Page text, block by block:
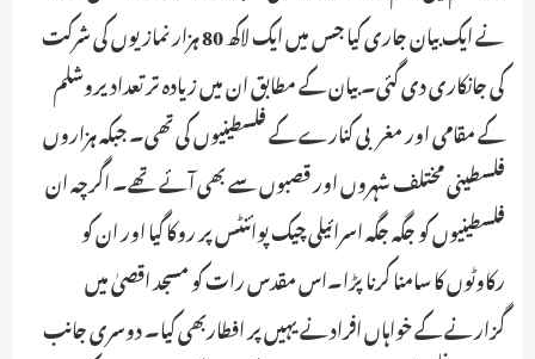
نے ایک بیان جاری کیا جس میں ایک لاکھ 80 ہزار نمازیوں کی شرکت
کی جانکاری دی گئی۔ بیان کے مطابق ان میں زیادہ تر تعداد یروشلم
کے مقامی اور مغربی کنارے کے فلسطینیوں کی تھی۔ جبکہ ہزاروں
فلسطینی مختلف شہروں اور قصبوں سے بھی آئے تھے۔ اگرچہ ان
فلسطینیوں کو جگہ جگہ اسرائیلی چیک پوائنٹس پر روکا گیا اور ان کو
رکاوٹوں کا سامنا کرنا پڑا۔اس مقدس رات کو مسجد اقصیٰ میں
گزارنے کے خواہاں افرادنے یہیں پر افطاربھی کیا۔ دوسری جانب